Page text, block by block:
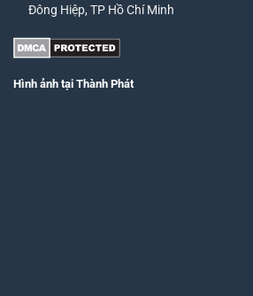
Đông Hiệp, TP Hồ Chí Minh
Hình ảnh tại Thành Phát